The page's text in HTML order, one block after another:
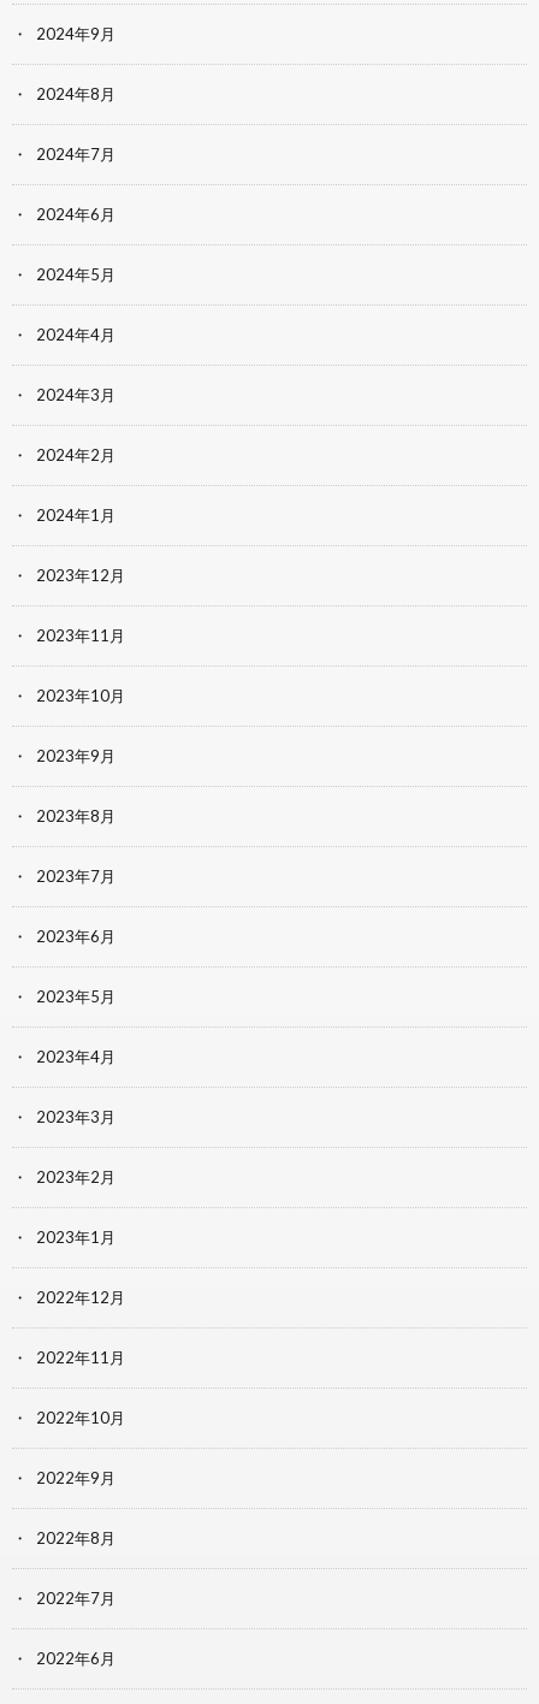
2024年9月
2024年8月
2024年7月
2024年6月
2024年5月
2024年4月
2024年3月
2024年2月
2024年1月
2023年12月
2023年11月
2023年10月
2023年9月
2023年8月
2023年7月
2023年6月
2023年5月
2023年4月
2023年3月
2023年2月
2023年1月
2022年12月
2022年11月
2022年10月
2022年9月
2022年8月
2022年7月
2022年6月